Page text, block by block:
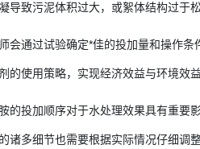
导致污泥体积过大，或絮体结构过于
会通过试验确定*佳的投加量和操作
的使用策略，实现经济效益与环境效益
的投加顺序对于水处理效果具有重要
诸多细节也需要根据实际情况仔细调